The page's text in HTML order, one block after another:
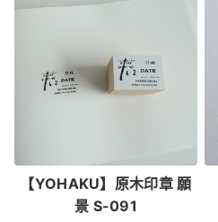
【YOHAKU】原木印章 願
景 S-091